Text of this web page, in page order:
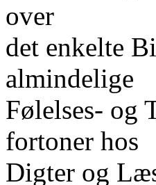
over
det enkelte
almindelige
Følelses- og
fortoner hos
Digter og